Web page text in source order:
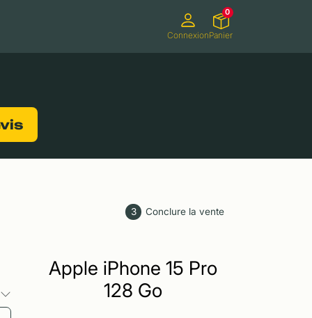
ConnexionPanier
0
3 Conclure la vente
Apple iPhone 15 Pro
128 Go